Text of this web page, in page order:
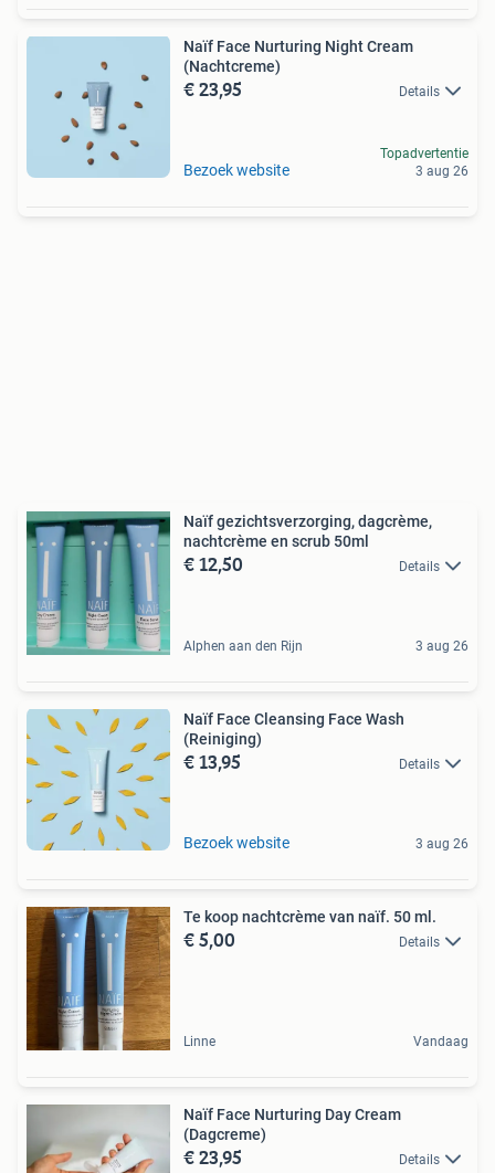
Naïf Face Nurturing Night Cream
(Nachtcreme)
€ 23,95 Details
Bezoek website
Topadvertentie
3 aug 26
Naïf gezichtsverzorging, dagcrème,
nachtcrème en scrub 50ml
€ 12,50 Details
Alphen aan den Rijn 3 aug 26
Naïf Face Cleansing Face Wash
(Reiniging)
€ 13,95 Details
Bezoek website 3 aug 26
Te koop nachtcrème van naïf. 50 ml.
€ 5,00 Details
Linne Vandaag
Naïf Face Nurturing Day Cream
(Dagcreme)
€ 23,95 Details